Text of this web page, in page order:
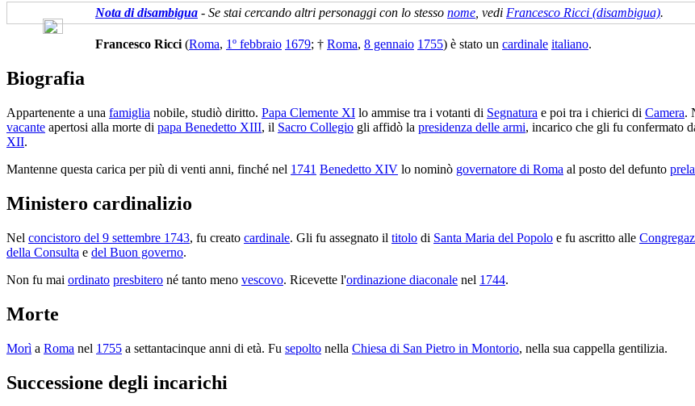
Nota di disambigua - Se stai cercando altri personaggi con lo stesso nome , vedi Francesco Ricci (disambigua).
Francesco Ricci (Roma, 1º febbraio 1679; † Roma, 8 gennaio 1755) è stato un cardinale italiano.
Biografia
Appartenente a una famiglia nobile, studiò diritto. Papa Clemente XI lo ammise tra i votanti di Segnatura e poi tra i chierici di Camera.
vacante apertosi alla morte di papa Benedetto XIII, il Sacro Collegio gli affidò la presidenza delle armi, incarico che gli fu confermato
XII.
Mantenne questa carica per più di venti anni, finché nel 1741 Benedetto XIV lo nominò governatore di Roma al posto del defunto
Ministero cardinalizio
Nel concistoro del 9 settembre 1743, fu creato cardinale. Gli fu assegnato il titolo di Santa Maria del Popolo e fu ascritto alle
della Consulta e del Buon governo.
Non fu mai ordinato presbitero né tanto meno vescovo. Ricevette l'ordinazione diaconale nel 1744.
Morte
Morì a Roma nel 1755 a settantacinque anni di età. Fu sepolto nella Chiesa di San Pietro in Montorio, nella sua cappella gentilizia.
Successione degli incarichi